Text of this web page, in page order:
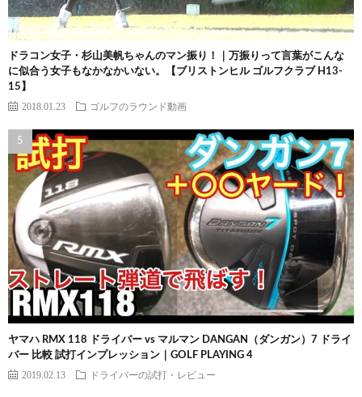
ドラコン女子・杉山美帆ちゃんのマン振り！｜万振りって言葉がこんな
に似合う女子もなかなかいない。【ブリストンヒル ゴルフクラブ H13-
15】
2018.01.23 ゴルフのラウンド動画
ヤマハ RMX 118 ドライバー vs マルマン DANGAN（ダンガン）7 ドライ
バー 比較 試打インプレッション｜GOLF PLAYING 4
2019.02.13 ドライバーの試打・レビュー